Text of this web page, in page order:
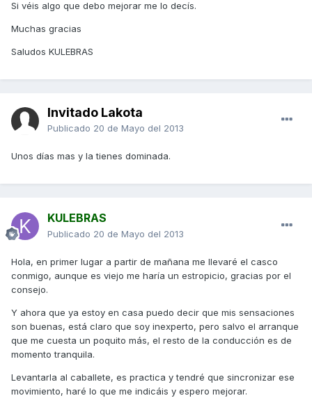
Si véis algo que debo mejorar me lo decís.
Muchas gracias
Saludos KULEBRAS
Invitado Lakota
Publicado 20 de Mayo del 2013
Unos días mas y la tienes dominada.
KULEBRAS
Publicado 20 de Mayo del 2013
Hola, en primer lugar a partir de mañana me llevaré el casco
conmigo, aunque es viejo me haría un estropicio, gracias por el
consejo.
Y ahora que ya estoy en casa puedo decir que mis sensaciones
son buenas, está claro que soy inexperto, pero salvo el arranque
que me cuesta un poquito más, el resto de la conducción es de
momento tranquila.
Levantarla al caballete, es practica y tendré que sincronizar ese
movimiento, haré lo que me indicáis y espero mejorar.